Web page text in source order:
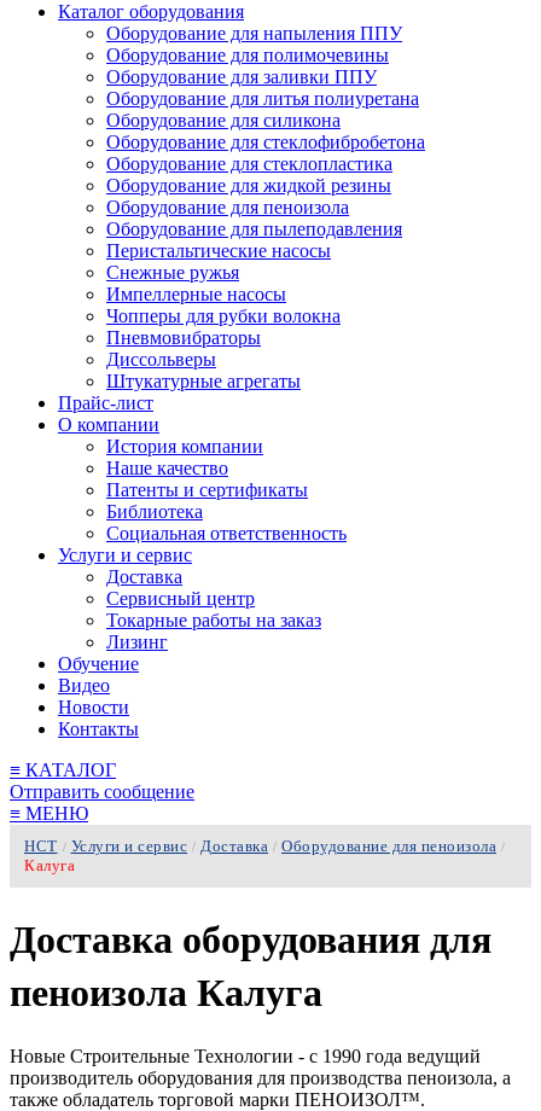
Каталог оборудования
Оборудование для напыления ППУ
Оборудование для полимочевины
Оборудование для заливки ППУ
Оборудование для литья полиуретана
Оборудование для силикона
Оборудование для стеклофибробетона
Оборудование для стеклопластика
Оборудование для жидкой резины
Оборудование для пеноизола
Оборудование для пылеподавления
Перистальтические насосы
Снежные ружья
Импеллерные насосы
Чопперы для рубки волокна
Пневмовибраторы
Диссольверы
Штукатурные агрегаты
Прайс-лист
О компании
История компании
Наше качество
Патенты и сертификаты
Библиотека
Социальная ответственность
Услуги и сервис
Доставка
Сервисный центр
Токарные работы на заказ
Лизинг
Обучение
Видео
Новости
Контакты
≡ КАТАЛОГ
Отправить сообщение
≡ МЕНЮ
НСТ / Услуги и сервис / Доставка / Оборудование для пеноизола /
Калуга
Доставка оборудования для
пеноизола Калуга
Новые Строительные Технологии - c 1990 года ведущий
производитель оборудования для производства пеноизола, а
также обладатель торговой марки ПЕНОИЗОЛ™.